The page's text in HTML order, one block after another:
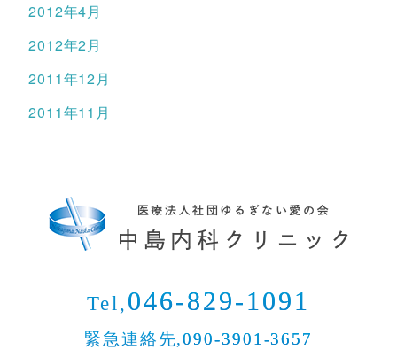
2012年4月
2012年2月
2011年12月
2011年11月
Tel, 046-829-1091
緊急連絡先,090-3901-3657